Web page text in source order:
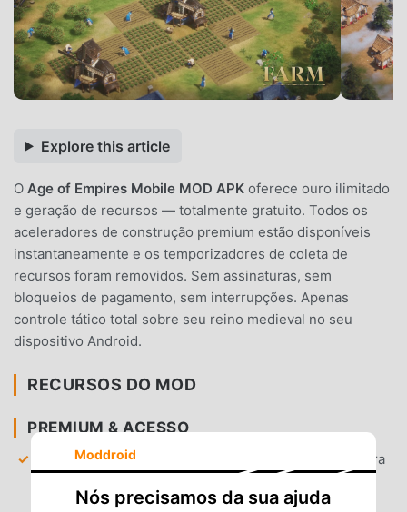
Explore this article
O Age of Empires Mobile MOD APK oferece ouro ilimitado
e geração de recursos — totalmente gratuito. Todos os
aceleradores de construção premium estão disponíveis
instantaneamente e os temporizadores de coleta de
recursos foram removidos. Sem assinaturas, sem
bloqueios de pagamento, sem interrupções. Apenas
controle tático total sobre seu reino medieval no seu
dispositivo Android.
RECURSOS DO MOD
PREMIUM & ACESSO
Recursos Ilimitados
— Tenha acesso a ouro, madeira
base e o treinamento de unidades.
Moddroid
Nós precisamos da sua ajuda